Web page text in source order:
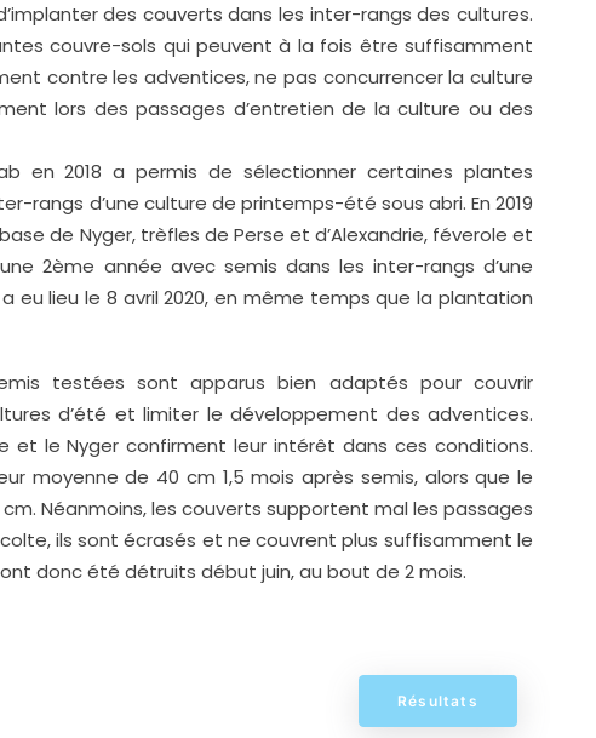
des couverts dans les inter-rangs des cultures.
couvre-sols qui peuvent à la fois être suffisamment
contre les adventices, ne pas concurrencer la culture
lors des passages d’entretien de la culture ou des
en 2018 a permis de sélectionner certaines plantes
rangs d’une culture de printemps-été sous abri. En 2019
de Nyger, trèfles de Perse et d’Alexandrie, féverole et
2ème année avec semis dans les inter-rangs d’une
eu lieu le 8 avril 2020, en même temps que la plantation
testées sont apparus bien adaptés pour couvrir
d’été et limiter le développement des adventices.
et le Nyger confirment leur intérêt dans ces conditions.
moyenne de 40 cm 1,5 mois après semis, alors que le
Néanmoins, les couverts supportent mal les passages
ils sont écrasés et ne couvrent plus suffisamment le
donc été détruits début juin, au bout de 2 mois.
Résultats